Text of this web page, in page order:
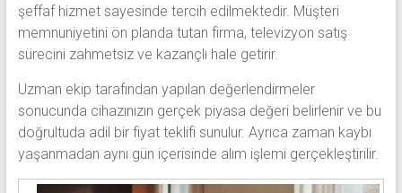
şeffaf hizmet sayesinde tercih edilmektedir. Müşteri
memnuniyetini ön planda tutan firma, televizyon satış
sürecini zahmetsiz ve kazançlı hale getirir.
Uzman ekip tarafından yapılan değerlendirmeler
sonucunda cihazınızın gerçek piyasa değeri belirlenir ve bu
doğrultuda adil bir fiyat teklifi sunulur. Ayrıca zaman kaybı
yaşanmadan aynı gün içerisinde alım işlemi gerçekleştirilir.